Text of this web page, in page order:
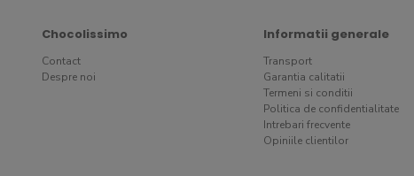
Chocolissimo
Contact
Despre noi
Informatii generale
Transport
Garantia calitatii
Termeni si conditii
Politica de confidentialitate
Intrebari frecvente
Opiniile clientilor